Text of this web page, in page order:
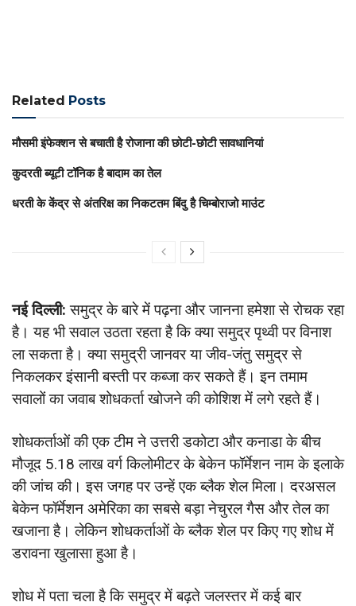
Related Posts
मौसमी इंफेक्शन से बचाती है रोजाना की छोटी-छोटी सावधानियां
कुदरती ब्यूटी टॉनिक है बादाम का तेल
धरती के केंद्र से अंतरिक्ष का निकटतम बिंदु है चिम्बोराजो माउंट
नई दिल्ली: समुद्र के बारे में पढ़ना और जानना हमेशा से रोचक रहा
है। यह भी सवाल उठता रहता है कि क्या समुद्र पृथ्वी पर विनाश
ला सकता है। क्या समुद्री जानवर या जीव-जंतु समुद्र से
निकलकर इंसानी बस्ती पर कब्जा कर सकते हैं। इन तमाम
सवालों का जवाब शोधकर्ता खोजने की कोशिश में लगे रहते हैं।
शोधकर्ताओं की एक टीम ने उत्तरी डकोटा और कनाडा के बीच
मौजूद 5.18 लाख वर्ग किलोमीटर के बेकेन फॉर्मेशन नाम के इलाके
की जांच की। इस जगह पर उन्हें एक ब्लैक शेल मिला। दरअसल
बेकेन फॉर्मेशन अमेरिका का सबसे बड़ा नेचुरल गैस और तेल का
खजाना है। लेकिन शोधकर्ताओं के ब्लैक शेल पर किए गए शोध में
डरावना खुलासा हुआ है।
शोध में पता चला है कि समुद्र में बढ़ते जलस्तर में कई बार